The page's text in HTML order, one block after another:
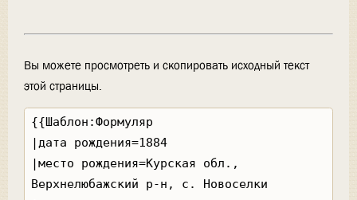
Вы можете просмотреть и скопировать исходный текст
этой страницы.